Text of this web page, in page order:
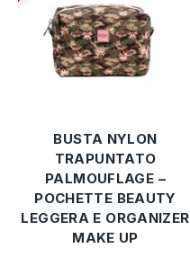
BUSTA NYLON
TRAPUNTATO
PALMOUFLAGE –
POCHETTE BEAUTY
LEGGERA E ORGANIZER
MAKE UP